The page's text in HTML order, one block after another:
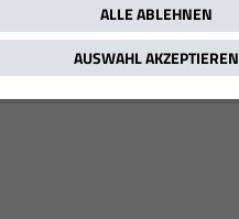
ALLE ABLEHNEN
AUSWAHL AKZEPTIEREN